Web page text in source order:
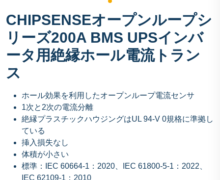
CHIPSENSEオープンループシ
リーズ200A BMS UPSインバ
ータ用絶縁ホール電流トラン
ス
ホール効果を利用したオープンループ電流センサ
1次と2次の電流分離
絶縁プラスチックハウジングはUL 94-V 0規格に準拠し
ている
挿入損失なし
体積が小さい
標準：IEC 60664-1：2020、IEC 61800-5-1：2022、
IEC 62109-1：2010